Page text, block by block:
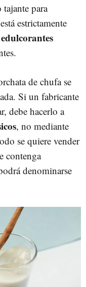
para
estrictamente
de chufa se
Si un fabricante
debe hacerlo a
, no mediante
se quiere vender
contenga
denominarse